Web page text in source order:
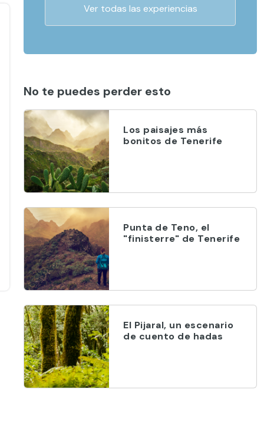
Ver todas las experiencias
No te puedes perder esto
Los paisajes más
bonitos de Tenerife
Punta de Teno, el
"finisterre" de Tenerife
El Pijaral, un escenario
de cuento de hadas